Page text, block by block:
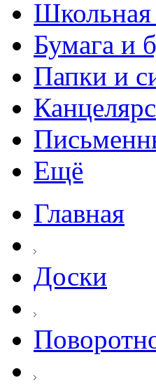
Школьная
Бумага и
Папки и
Ещё
Главная
Доски